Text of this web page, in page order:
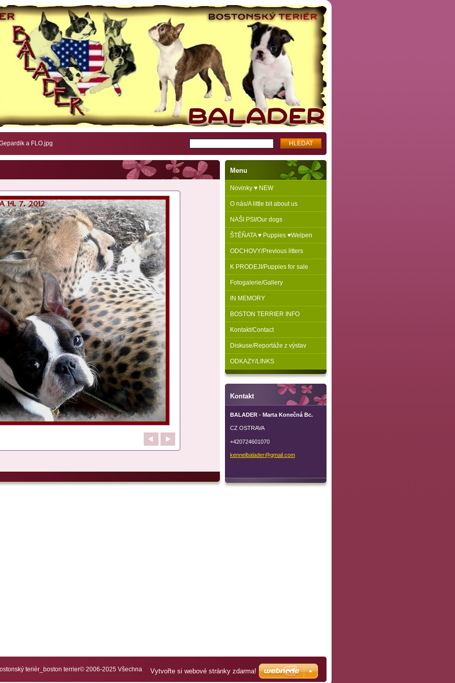
a FLO.jpg
Menu
Novinky ♥ NEW
O nás/A little bit about us
NAŠI PSI/Our dogs
ŠTĚŇATA ♥ Puppies ♥Welpen
ODCHOVY/Previous litters
K PRODEJI/Puppies for sale
Fotogalerie/Gallery
IN MEMORY
BOSTON TERRIER INFO
Kontakt/Contact
Diskuse/Reportáže z výstav
ODKAZY/LINKS
Kontakt
BALADER - Marta Konečná Bc.
CZ OSTRAVA
+420724601070
kennelbalader@gmail.com
teriér_boston terrier© 2006-2025 Všechna Vytvořte si webové stránky zdarma!